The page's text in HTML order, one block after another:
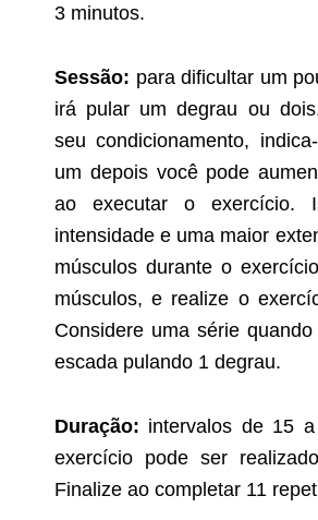
3 minutos.
Sessão: para dificultar um
irá pular um degrau ou
seu condicionamento,
um depois você pode
ao executar o exercício.
intensidade e uma maior
músculos durante o
músculos, e realize o
Considere uma série
escada pulando 1 degrau.
Duração: intervalos de 15
exercício pode ser
Finalize ao completar 11